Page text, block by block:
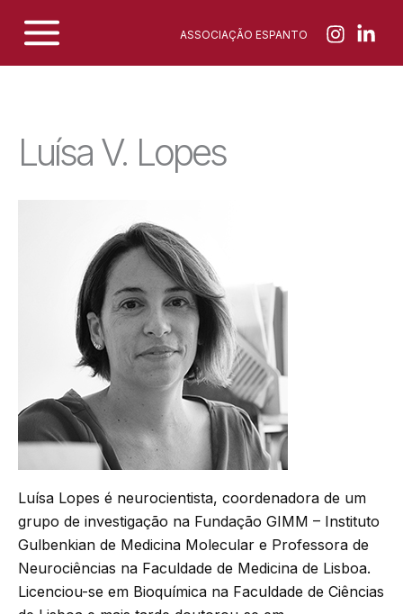
content
ASSOCIAÇÃO ESPANTO
Luísa V. Lopes
Luísa Lopes é neurocientista, coordenadora de um
grupo de investigação na Fundação GIMM – Instituto
Gulbenkian de Medicina Molecular e Professora de
Neurociências na Faculdade de Medicina de Lisboa.
Licenciou-se em Bioquímica na Faculdade de Ciências